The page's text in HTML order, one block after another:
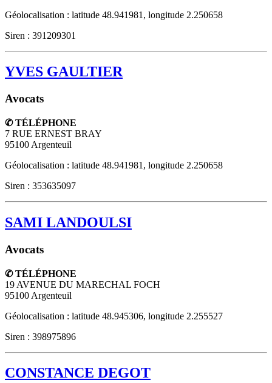
Géolocalisation : latitude 48.941981, longitude 2.250658
Siren : 391209301
YVES GAULTIER
Avocats
✆ TÉLÉPHONE
7 RUE ERNEST BRAY
95100 Argenteuil
Géolocalisation : latitude 48.941981, longitude 2.250658
Siren : 353635097
SAMI LANDOULSI
Avocats
✆ TÉLÉPHONE
19 AVENUE DU MARECHAL FOCH
95100 Argenteuil
Géolocalisation : latitude 48.945306, longitude 2.255527
Siren : 398975896
CONSTANCE DEGOT